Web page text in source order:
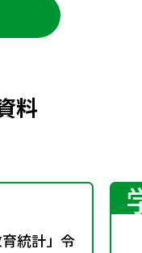
料
育統計」令